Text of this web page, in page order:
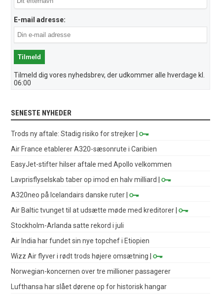
E-mail adresse:
Tilmeld dig vores nyhedsbrev, der udkommer alle hverdage kl.
06:00
SENESTE NYHEDER
Trods ny aftale: Stadig risiko for strejker |
Air France etablerer A320-sæsonrute i Caribien
EasyJet-stifter hilser aftale med Apollo velkommen
Lavprisflyselskab taber op imod en halv milliard
|
A320neo på Icelandairs danske ruter |
Air Baltic tvunget til at udsætte møde med kreditorer |
Stockholm-Arlanda satte rekord i juli
Air India har fundet sin nye topchef i Etiopien
Wizz Air flyver i rødt trods højere omsætning |
Norwegian-koncernen over tre millioner passagerer
Lufthansa har slået dørene op for historisk hangar